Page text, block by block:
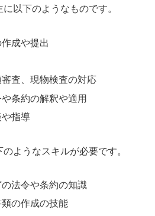
以下のようなものです。
成や提出
査、現物検査の対応
条約の解釈や適用
指導
ようなスキルが必要です。
法令や条約の知識
の作成の技能